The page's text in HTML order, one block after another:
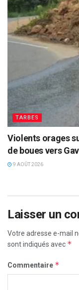
TARBES
Violents orages
de boues vers
9 AOÛT 2026
Laisser un
Votre adresse e-mail
sont indiqués avec *
Commentaire *